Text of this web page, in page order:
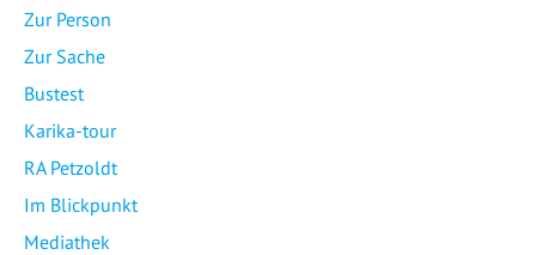
Zur Person
Zur Sache
Bustest
Karika-tour
RA Petzoldt
Im Blickpunkt
Mediathek